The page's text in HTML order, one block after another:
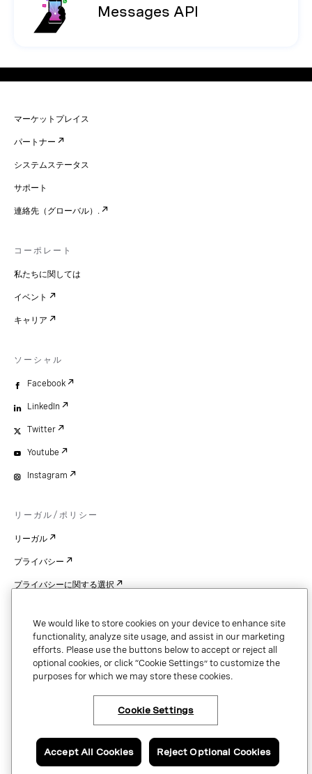
Messages API
Copyright © 2026 Vonage. All rights reserved. VONAGE®, the V logo (
®),
and other Vonage marks are registered trademarks of Vonage or its affiliates
in the United States and other countries.
マーケットプレイス
パートナー
システムステータス
サポート
連絡先（グローバル）.
コーポレート
私たちに関しては
イベント
キャリア
ソーシャル
Facebook
LinkedIn
Twitter
Youtube
Instagram
リーガル/ポリシー
リーガル
プライバシー
プライバシーに関する選択
著作権
セキュリティと信頼
We would like to store cookies on your device to enhance site
functionality, analyze site usage, and assist in our marketing
efforts. Please use the buttons below to accept or reject all
optional cookies, or click “Cookie Settings” to customize the
purposes for which we may store these cookies.
Cookie Settings
Reject Optional Cookies
Accept All Cookies